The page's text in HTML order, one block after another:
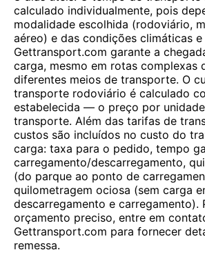
calculado individualmente, pois
modalidade escolhida (rodoviário,
aéreo) e das condições climáticas
Gettransport.com garante a
carga, mesmo em rotas complexas
diferentes meios de transporte. O
transporte rodoviário é calculado
estabelecida — o preço por
transporte. Além das tarifas de
custos são incluídos no custo do
carga: taxa para o pedido, tempo
carregamento/descarregamento,
(do parque ao ponto de
quilometragem ociosa (sem carga
descarregamento e carregamento).
orçamento preciso, entre em
Gettransport.com para fornecer
remessa.